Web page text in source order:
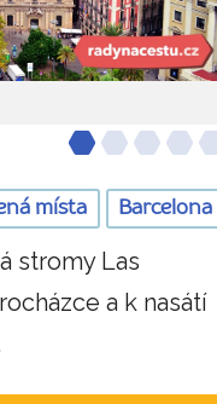
místa Barcelona
stromy Las
a k nasátí